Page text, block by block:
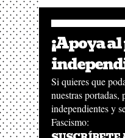
¡Apoya
Si quieres que
nuestras
independientes y
Fascismo: